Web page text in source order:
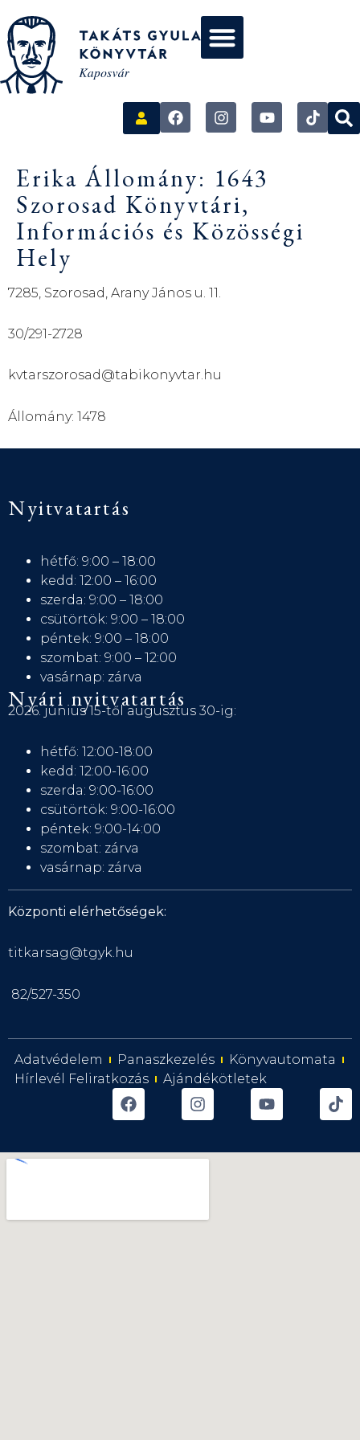
Erika Állomány: 1643
Szorosad Könyvtári,
Információs és Közösségi
Hely
7285, Szorosad, Arany János u. 11.
30/291-2728
kvtarszorosad@tabikonyvtar.hu
Állomány: 1478
Nyitvatartás
hétfő: 9:00 – 18:00
kedd: 12:00 – 16:00
szerda: 9:00 – 18:00
csütörtök: 9:00 – 18:00
péntek: 9:00 – 18:00
szombat: 9:00 – 12:00
vasárnap: zárva
Nyári nyitvatartás
2026. június 15-től augusztus 30-ig:
hétfő: 12:00-18:00
kedd: 12:00-16:00
szerda: 9:00-16:00
csütörtök: 9:00-16:00
péntek: 9:00-14:00
szombat: zárva
vasárnap: zárva
Központi elérhetőségek:
titkarsag@tgyk.hu
82/527-350
Adatvédelem Panaszkezelés
Könyvautomata
Hírlevél Feliratkozás
Ajándékötletek